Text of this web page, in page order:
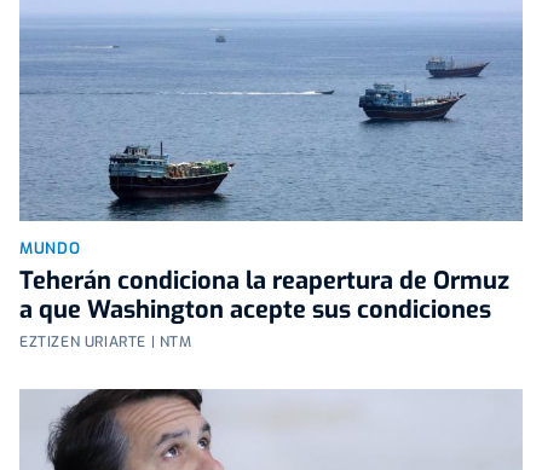
MUNDO
Teherán condiciona la reapertura de Ormuz
a que Washington acepte sus condiciones
EZTIZEN URIARTE | NTM